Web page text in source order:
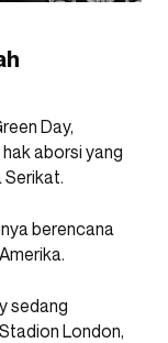
Day,
aborsi yang
Serikat.
berencana
sedang
London,